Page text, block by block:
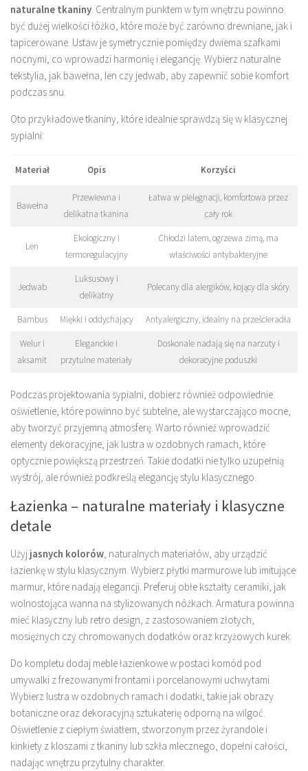
naturalne tkaniny. Centralnym punktem w tym wnętrzu powinno
być dużej wielkości łóżko, które może być zarówno drewniane, jak i
tapicerowane. Ustaw je symetrycznie pomiędzy dwiema szafkami
nocnymi, co wprowadzi harmonię i elegancję. Wybierz naturalne
tekstylia, jak bawełna, len czy jedwab, aby zapewnić sobie komfort
podczas snu.
Oto przykładowe tkaniny, które idealnie sprawdzą się w klasycznej
sypialni:
Materiał Opis Korzyści
Bawełna
Przewiewna i
delikatna tkanina
Łatwa w pielęgnacji, komfortowa przez
cały rok
Len
Ekologiczny i
termoregulacyjny
Chłodzi latem, ogrzewa zimą, ma
właściwości antybakteryjne
Jedwab
Luksusowy i
delikatny
Polecany dla alergików, kojący dla skóry
Bambus Miękki i oddychający Antyalergiczny, idealny na prześcieradła
Welur i
aksamit
Eleganckie i
przytulne materiały
Doskonale nadają się na narzuty i
dekoracyjne poduszki
Podczas projektowania sypialni, dobierz również odpowiednie
oświetlenie, które powinno być subtelne, ale wystarczająco mocne,
aby tworzyć przyjemną atmosferę. Warto również wprowadzić
elementy dekoracyjne, jak lustra w ozdobnych ramach, które
optycznie powiększą przestrzeń. Takie dodatki nie tylko uzupełnią
wystrój, ale również podkreślą elegancję stylu klasycznego.
Łazienka – naturalne materiały i klasyczne
detale
Użyj jasnych kolorów , naturalnych materiałów, aby urządzić
łazienkę w stylu klasycznym. Wybierz płytki marmurowe lub imitujące
marmur, które nadają elegancji. Preferuj obłe kształty ceramiki, jak
wolnostojąca wanna na stylizowanych nóżkach. Armatura powinna
mieć klasyczny lub retro design, z zastosowaniem złotych,
mosiężnych czy chromowanych dodatków oraz krzyżowych kurek.
Do kompletu dodaj meble łazienkowe w postaci komód pod
umywalki z frezowanymi frontami i porcelanowymi uchwytami.
Wybierz lustra w ozdobnych ramach i dodatki, takie jak obrazy
botaniczne oraz dekoracyjną sztukaterię odporną na wilgoć.
Oświetlenie z ciepłym światłem, stworzonym przez żyrandole i
kinkiety z kloszami z tkaniny lub szkła mlecznego, dopełni całości,
nadając wnętrzu przytulny charakter.